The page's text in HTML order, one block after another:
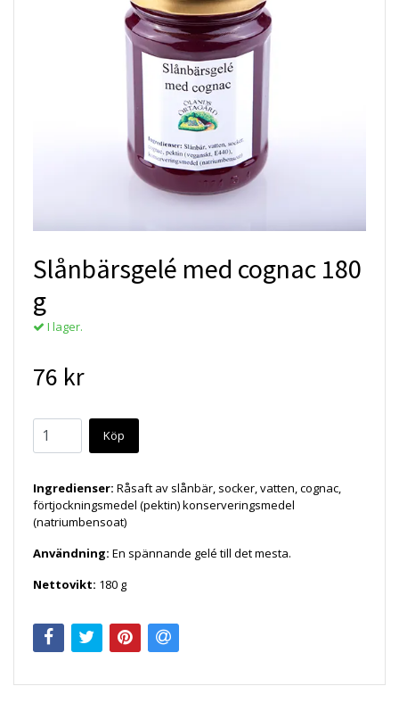
Slånbärsgelé med cognac 180
g
I lager.
76 kr
Köp
Ingredienser: Råsaft av slånbär, socker, vatten, cognac,
förtjockningsmedel (pektin) konserveringsmedel
(natriumbensoat)
Användning: En spännande gelé till det mesta.
Nettovikt: 180 g